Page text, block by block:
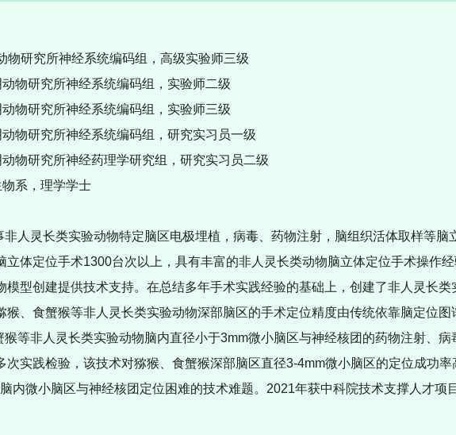
物研究所神经系统编码组，高级实验师三级
物研究所神经系统编码组，实验师二级
物研究所神经系统编码组，实验师三级
物研究所神经系统编码组，研究实习员一级
物研究所神经药理学研究组，研究实习员二级
系，理学学士
非人灵长类实验动物特定脑区电极埋植，病毒、药物注射，脑组织活体取样等脑
立体定位手术1300台次以上，具有丰富的非人灵长类动物脑立体定位手术操作
型创建提供技术支持。在总结多年手术实践经验的基础上，创建了非人灵长类
、食蟹猴等非人灵长类实验动物深部脑区的手术定位精度由传统依靠脑定位图
猴等非人灵长类实验动物脑内直径小于3mm微小脑区与神经核团的药物注射、病
实践检验，该技术对猕猴、食蟹猴深部脑区直径3-4mm微小脑区的定位成功率
内微小脑区与神经核团定位困难的技术难题。 2021年获中科院技术支撑人才项